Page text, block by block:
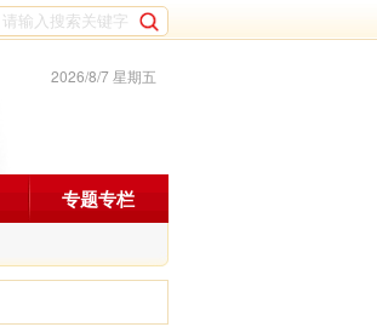
2026/8/7 星期五
专题专栏